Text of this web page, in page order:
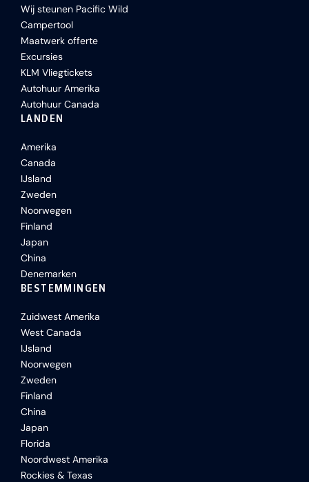
Wij steunen Pacific Wild
Campertool
Maatwerk offerte
Excursies
KLM Vliegtickets
Autohuur Amerika
Autohuur Canada
LANDEN
Amerika
Canada
IJsland
Zweden
Noorwegen
Finland
Japan
China
Denemarken
BESTEMMINGEN
Zuidwest Amerika
West Canada
IJsland
Noorwegen
Zweden
Finland
China
Japan
Florida
Noordwest Amerika
Rockies & Texas